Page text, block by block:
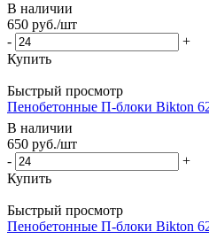
В наличии
650 руб./шт
-
+
Купить
Быстрый просмотр
Пенобетонные П-блоки Bikton
В наличии
650 руб./шт
-
+
Купить
Быстрый просмотр
Пенобетонные П-блоки Bikton